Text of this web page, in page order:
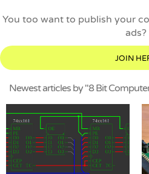
Newest articles by "8 Bit
You too want to publish your
ads?
JOIN